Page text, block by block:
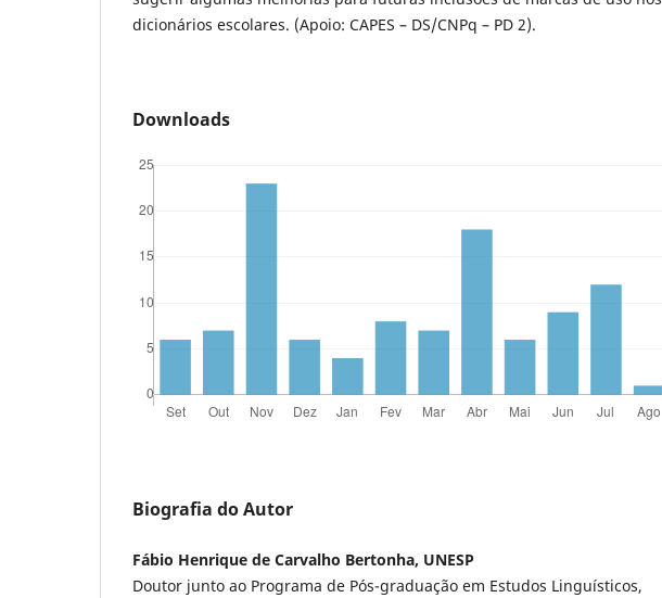
dicionários escolares. (Apoio: CAPES – DS/CNPq – PD 2).
Downloads
Biografia do Autor
Fábio Henrique de Carvalho Bertonha, UNESP
Doutor junto ao Programa de Pós-graduação em Estudos Linguísticos,